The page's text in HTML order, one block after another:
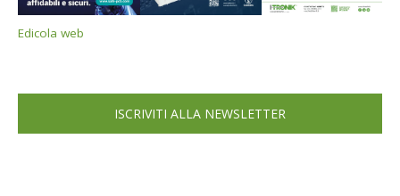
Edicola web
ISCRIVITI ALLA NEWSLETTER